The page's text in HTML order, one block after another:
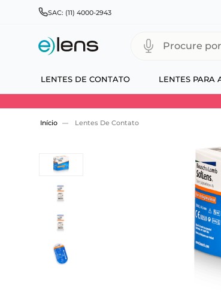
SAC: (11) 4000-2943
PARA TODO BRASIL E EXPRESSO PARA CAPITAIS
LENTES DE CONTATO LENTES PARA
Procure por
Use 30HOJE e ganhe 30% OFF +
Lentes De Contato